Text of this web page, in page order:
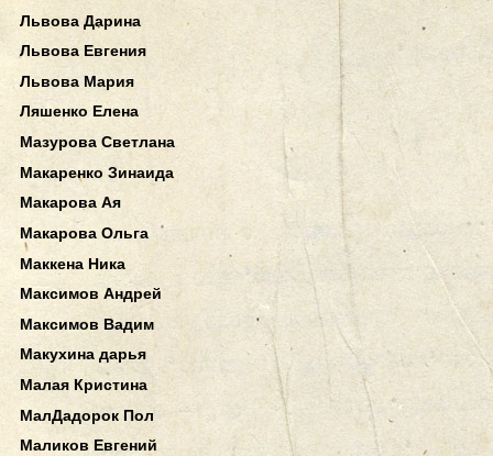
Львова Дарина
Львова Евгения
Львова Мария
Ляшенко Елена
Мазурова Светлана
Макаренко Зинаида
Макарова Ая
Макарова Ольга
Маккена Ника
Максимов Андрей
Максимов Вадим
Макухина дарья
Малая Кристина
МалДадорок Пол
Маликов Евгений